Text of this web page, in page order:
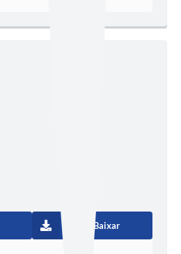
Baixar